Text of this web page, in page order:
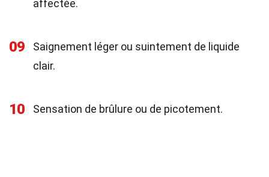
affectée.
09
Saignement léger ou suintement de liquide
clair.
10 Sensation de brûlure ou de picotement.